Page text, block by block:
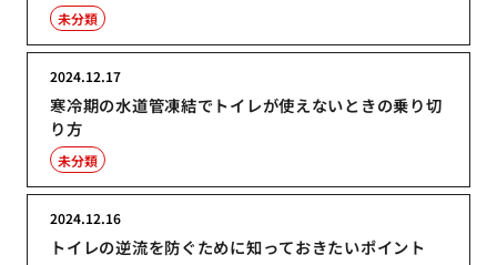
未分類
寒冷期の水道管凍結でトイレが使えないときの乗り切
り方
2024.12.17
未分類
トイレの逆流を防ぐために知っておきたいポイント
2024.12.16